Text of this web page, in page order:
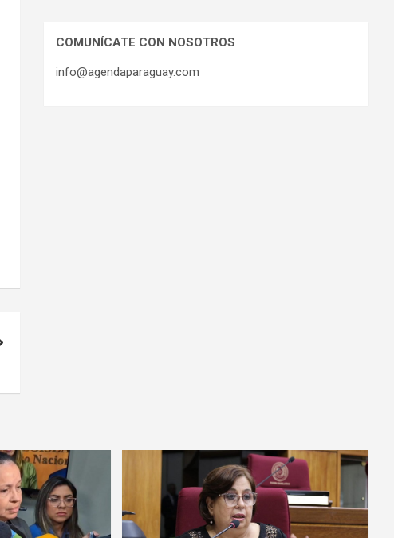
COMUNÍCATE CON NOSOTROS
info@agendaparaguay.com